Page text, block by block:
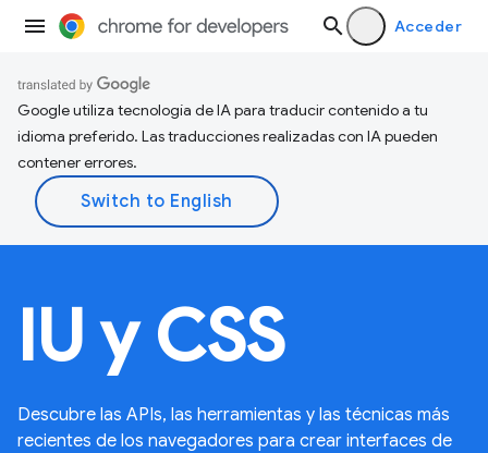
Acceder
Google utiliza tecnología de IA para traducir contenido a tu
idioma preferido. Las traducciones realizadas con IA pueden
contener errores.
IU y CSS
Descubre las APIs, las herramientas y las técnicas más
recientes de los navegadores para crear interfaces de